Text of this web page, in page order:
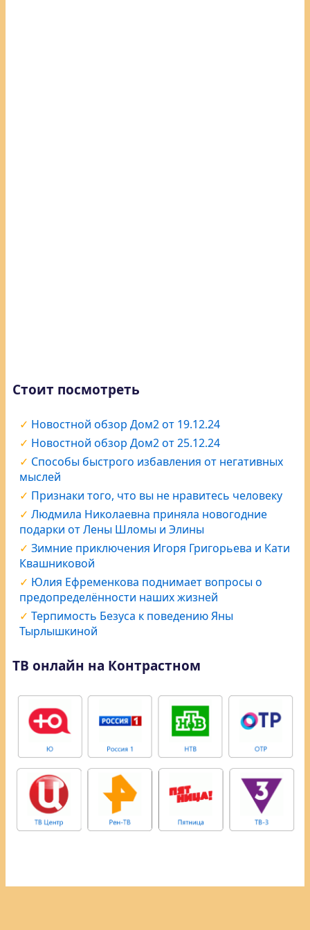
Стоит посмотреть
Новостной обзор Дом2 от 19.12.24
Новостной обзор Дом2 от 25.12.24
Способы быстрого избавления от негативных
мыслей
Признаки того, что вы не нравитесь человеку
Людмила Николаевна приняла новогодние
подарки от Лены Шломы и Элины
Зимние приключения Игоря Григорьева и Кати
Квашниковой
Юлия Ефременкова поднимает вопросы о
предопределённости наших жизней
Терпимость Безуса к поведению Яны
Тырлышкиной
ТВ онлайн на Контрастном